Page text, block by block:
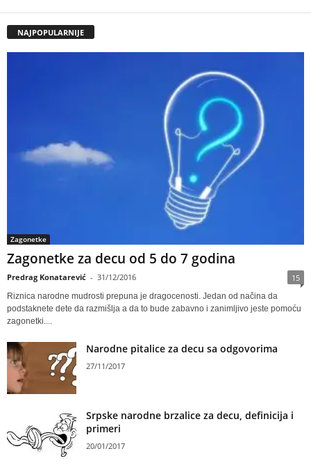
NAJPOPULARNIJE
Zagonetke
Zagonetke za decu od 5 do 7 godina
Predrag Konatarević - 31/12/2016 15
Riznica narodne mudrosti prepuna je dragocenosti. Jedan od načina da
podstaknete dete da razmišlja a da to bude zabavno i zanimljivo jeste pomoću
zagonetki....
Narodne pitalice za decu sa odgovorima
27/11/2017
Srpske narodne brzalice za decu, definicija i
primeri
20/01/2017